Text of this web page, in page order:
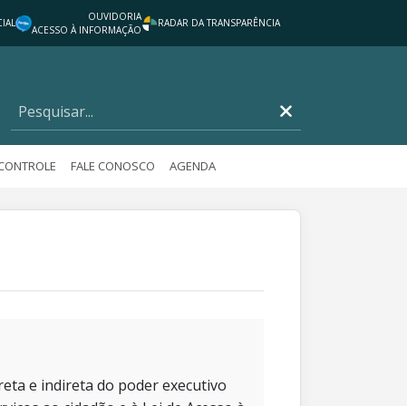
OUVIDORIA
ACESSO À INFORMAÇÃO
RADAR DA TRANSPARÊNCIA
FALE CONOSCO AGENDA
e indireta do poder executivo